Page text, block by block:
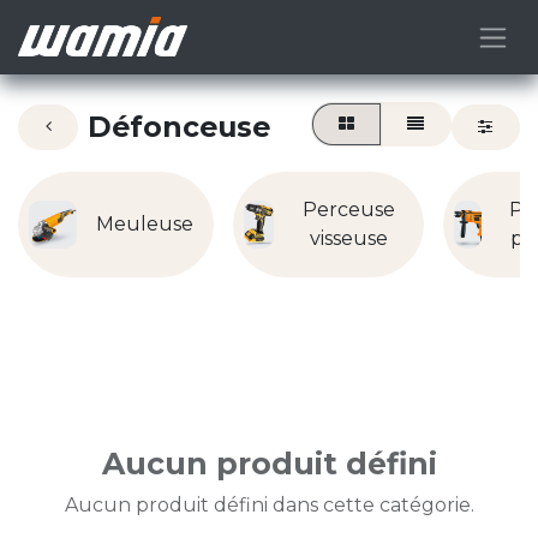
Défonceuse
Meuleuse
Perceuse
visseuse
Aucun produit défini
Aucun produit défini dans cette catégorie.